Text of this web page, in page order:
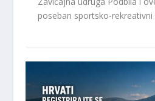
poseban sportsko-